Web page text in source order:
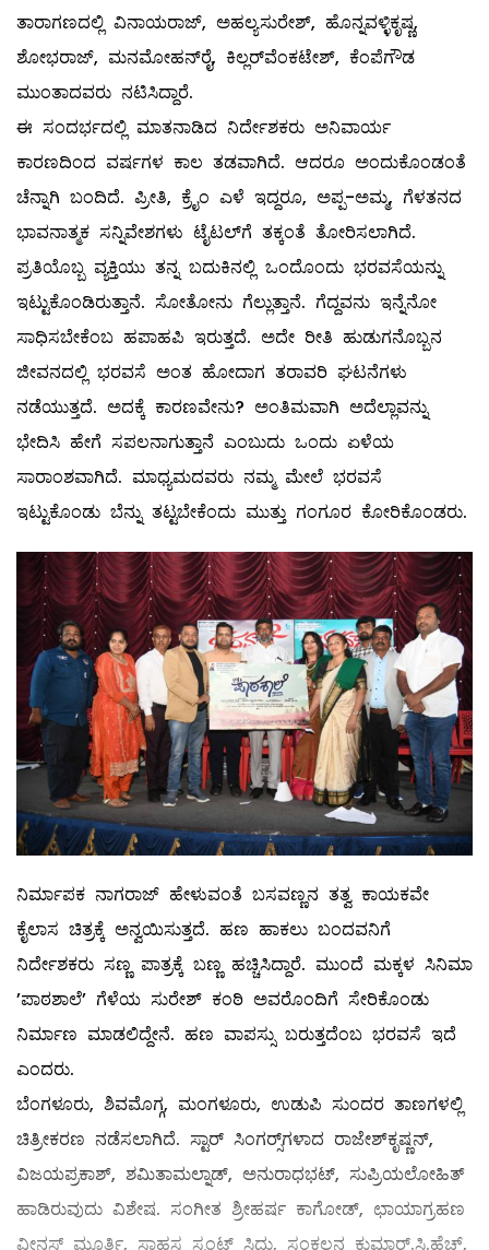
ತಾರಾಗಣದಲ್ಲಿ ವಿನಾಯರಾಜ್, ಅಹಲ್ಯಸುರೇಶ್, ಹೊನ್ನವಳ್ಳಿಕೃಷ್ಣ,
ಶೋಭರಾಜ್, ಮನಮೋಹನ್‌ರೈ, ಕಿಲ್ಲರ್‌ವೆಂಕಟೇಶ್, ಕೆಂಪೆಗೌಡ
ಮುಂತಾದವರು ನಟಿಸಿದ್ದಾರೆ.
ಈ ಸಂದರ್ಭದಲ್ಲಿ ಮಾತನಾಡಿದ ನಿರ್ದೇಶಕರು ಅನಿವಾರ್ಯ
ಕಾರಣದಿಂದ ವರ್ಷಗಳ ಕಾಲ ತಡವಾಗಿದೆ. ಆದರೂ ಅಂದುಕೊಂಡಂತೆ
ಚೆನ್ನಾಗಿ ಬಂದಿದೆ. ಪ್ರೀತಿ, ಕ್ರೈಂ ಎಳೆ ಇದ್ದರೂ, ಅಪ್ಪ-ಅಮ್ಮ, ಗೆಳತನದ
ಭಾವನಾತ್ಮಕ ಸನ್ನಿವೇಶಗಳು ಟೈಟಲ್‌ಗೆ ತಕ್ಕಂತೆ ತೋರಿಸಲಾಗಿದೆ.
ಪ್ರತಿಯೊಬ್ಬ ವ್ಯಕ್ತಿಯು ತನ್ನ ಬದುಕಿನಲ್ಲಿ ಒಂದೊಂದು ಭರವಸೆಯನ್ನು
ಇಟ್ಟುಕೊಂಡಿರುತ್ತಾನೆ. ಸೋತೋನು ಗೆಲ್ಲುತ್ತಾನೆ. ಗೆದ್ದವನು ಇನ್ನೆನೋ
ಸಾಧಿಸಬೇಕೆಂಬ ಹಪಾಹಪಿ ಇರುತ್ತದೆ. ಅದೇ ರೀತಿ ಹುಡುಗನೊಬ್ಬನ
ಜೀವನದಲ್ಲಿ ಭರವಸೆ ಅಂತ ಹೋದಾಗ ತರಾವರಿ ಘಟನೆಗಳು
ನಡೆಯುತ್ತದೆ. ಅದಕ್ಕೆ ಕಾರಣವೇನು? ಅಂತಿಮವಾಗಿ ಅದೆಲ್ಲಾವನ್ನು
ಭೇದಿಸಿ ಹೇಗೆ ಸಪಲನಾಗುತ್ತಾನೆ ಎಂಬುದು ಒಂದು ಏಳೆಯ
ಸಾರಾಂಶವಾಗಿದೆ. ಮಾಧ್ಯಮದವರು ನಮ್ಮ ಮೇಲೆ ಭರವಸೆ
ಇಟ್ಟುಕೊಂಡು ಬೆನ್ನು ತಟ್ಟಬೇಕೆಂದು ಮುತ್ತು ಗಂಗೂರ ಕೋರಿಕೊಂಡರು.
ನಿರ್ಮಾಪಕ ನಾಗರಾಜ್ ಹೇಳುವಂತೆ ಬಸವಣ್ಣನ ತತ್ವ ಕಾಯಕವೇ
ಕೈಲಾಸ ಚಿತ್ರಕ್ಕೆ ಅನ್ವಯಿಸುತ್ತದೆ. ಹಣ ಹಾಕಲು ಬಂದವನಿಗೆ
ನಿರ್ದೇಶಕರು ಸಣ್ಣ ಪಾತ್ರಕ್ಕೆ ಬಣ್ಣ ಹಚ್ಚಿಸಿದ್ದಾರೆ. ಮುಂದೆ ಮಕ್ಕಳ ಸಿನಿಮಾ
’ಪಾಠಶಾಲೆ’ ಗೆಳೆಯ ಸುರೇಶ್ ಕಂಠಿ ಅವರೊಂದಿಗೆ ಸೇರಿಕೊಂಡು
ನಿರ್ಮಾಣ ಮಾಡಲಿದ್ದೇನೆ. ಹಣ ವಾಪಸ್ಸು ಬರುತ್ತದೆಂಬ ಭರವಸೆ ಇದೆ
ಎಂದರು.
ಬೆಂಗಳೂರು, ಶಿವಮೊಗ್ಗ, ಮಂಗಳೂರು, ಉಡುಪಿ ಸುಂದರ ತಾಣಗಳಲ್ಲಿ
ಚಿತ್ರೀಕರಣ ನಡೆಸಲಾಗಿದೆ. ಸ್ಟಾರ್ ಸಿಂಗರ‍್ಸ್‌ಗಳಾದ ರಾಜೇಶ್‌ಕೃಷ್ಣನ್,
ವಿಜಯಪ್ರಕಾಶ್, ಶಮಿತಾಮಲ್ನಾಡ್, ಅನುರಾಧಭಟ್, ಸುಪ್ರಿಯಲೋಹಿತ್
ಹಾಡಿರುವುದು ವಿಶೇಷ. ಸಂಗೀತ ಶ್ರೀಹರ್ಷ ಕಾಗೋಡ್, ಛಾಯಾಗ್ರಹಣ
ವೀನಸ್ ಮೂರ್ತಿ, ಸಾಹಸ ಸ್ಟಂಟ್ ಸಿದ್ದು, ಸಂಕಲನ ಕುಮಾರ್.ಸಿ.ಹೆಚ್,